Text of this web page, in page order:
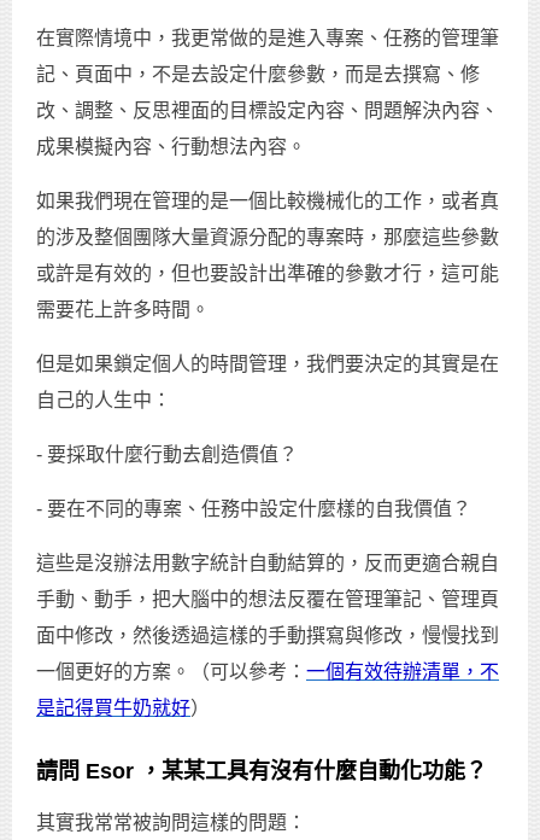
在實際情境中，我更常做的是進入專案、任務的管理筆
記、頁面中，不是去設定什麼參數，而是去撰寫、修
改、調整、反思裡面的目標設定內容、問題解決內容、
成果模擬內容、行動想法內容。
如果我們現在管理的是一個比較機械化的工作，或者真
的涉及整個團隊大量資源分配的專案時，那麼這些參數
或許是有效的，但也要設計出準確的參數才行，這可能
需要花上許多時間。
但是如果鎖定個人的時間管理，我們要決定的其實是在
自己的人生中：
- 要採取什麼行動去創造價值？
- 要在不同的專案、任務中設定什麼樣的自我價值？
這些是沒辦法用數字統計自動結算的，反而更適合親自
手動、動手，把大腦中的想法反覆在管理筆記、管理頁
面中修改，然後透過這樣的手動撰寫與修改，慢慢找到
一個更好的方案。（可以參考： 一個有效待辦清單，不
是記得買牛奶就好）
請問 Esor ，某某工具有沒有什麼自動化功能？
其實我常常被詢問這樣的問題：